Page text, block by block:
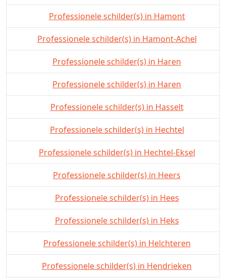
Professionele schilder(s) in Hamont
Professionele schilder(s) in Hamont-Achel
Professionele schilder(s) in Haren
Professionele schilder(s) in Haren
Professionele schilder(s) in Hasselt
Professionele schilder(s) in Hechtel
Professionele schilder(s) in Hechtel-Eksel
Professionele schilder(s) in Heers
Professionele schilder(s) in Hees
Professionele schilder(s) in Heks
Professionele schilder(s) in Helchteren
Professionele schilder(s) in Hendrieken